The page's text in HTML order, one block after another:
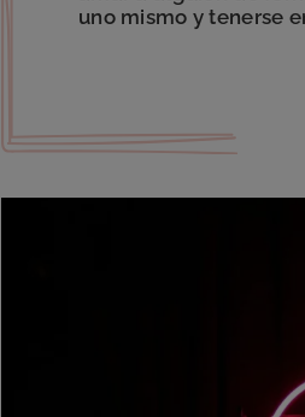
uno mismo y tenerse